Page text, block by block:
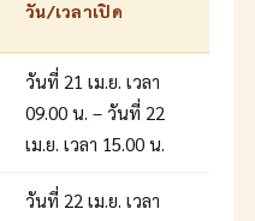
วัน/เวลาเปิด
วันที่ 21 เม.ย. เวลา
09.00 น. – วันที่ 22
เม.ย. เวลา 15.00 น.
วันที่ 22 เม.ย. เวลา